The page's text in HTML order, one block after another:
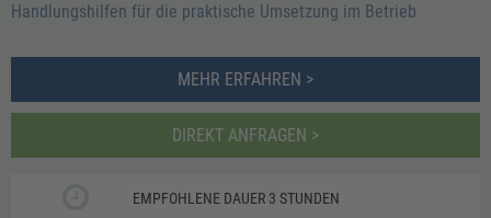
Handlungshilfen für die praktische Umsetzung im Betrieb
MEHR ERFAHREN >
DIREKT ANFRAGEN >
EMPFOHLENE DAUER 3 STUNDEN